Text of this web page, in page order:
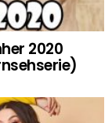
2020